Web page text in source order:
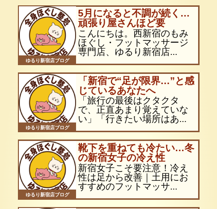
ゆるり新宿店ブログ
5月になると不調が続く…
頑張り屋さんほど要
こんにちは。西新宿のもみ
ほぐし・フットマッサージ
専門店、ゆるり新宿店...
ゆるり新宿店ブログ
「新宿で“足が限界…”と感
じているあなたへ
「旅行の最後はクタクタ
で、正直あまり覚えていな
い」「行きたい場所はあ...
ゆるり新宿店ブログ
靴下を重ねても冷たい…冬
の新宿女子の冷え性
新宿女子こそ要注意！冷え
性は足から改善｜土用にお
すすめのフットマッサ...